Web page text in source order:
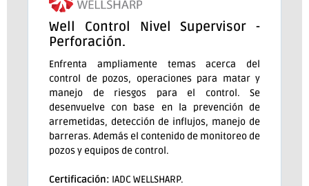
Well Control Nivel Supervisor -
Perforación.
Enfrenta ampliamente temas acerca del
control de pozos, operaciones para matar y
manejo de riesgos para el control. Se
desenvuelve con base en la prevención de
arremetidas, detección de influjos, manejo de
barreras. Además el contenido de monitoreo de
pozos y equipos de control.
Certificación: IADC WELLSHARP.